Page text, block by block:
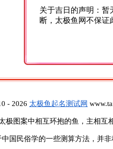
关于吉日的声明：暂
断，太极鱼网不保
- 2026 太极鱼起名测试网
极图案中相互环抱的鱼，主相
国民俗学的一些测算方法，并